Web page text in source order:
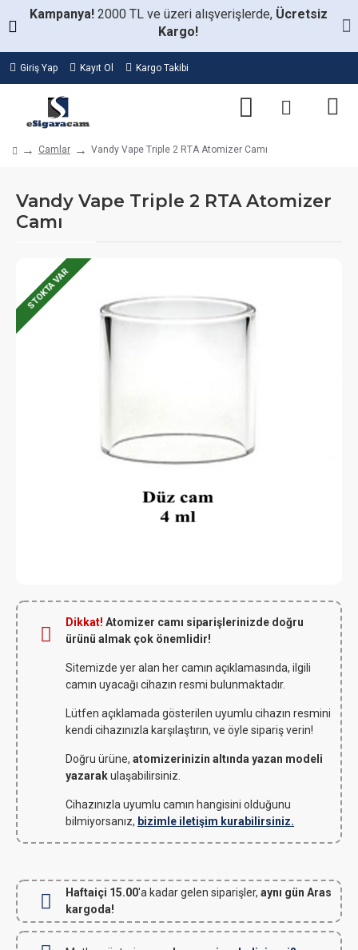
Kampanya! 2000 TL ve üzeri alışverişlerde, Ücretsiz
Kargo!
Giriş Yap Kayıt Ol Kargo Takibi
Camlar Vandy Vape Triple 2 RTA Atomizer Camı
Vandy Vape Triple 2 RTA Atomizer
Camı
STOKTA VAR
Dikkat! Atomizer camı siparişlerinizde doğru
ürünü almak çok önemlidir!
Sitemizde yer alan her camın açıklamasında, ilgili
camın uyacağı cihazın resmi bulunmaktadır.
Lütfen açıklamada gösterilen uyumlu cihazın resmini
kendi cihazınızla karşılaştırın, ve öyle sipariş verin!
Doğru ürüne, atomizerinizin altında yazan modeli
yazarakulaşabilirsiniz.
Cihazınızla uyumlu camın hangisini olduğunu
bilmiyorsanız, bizimle iletişim kurabilirsiniz.
Haftaiçi 15.00'a kadar gelen siparişler, aynı gün Aras
kargoda!